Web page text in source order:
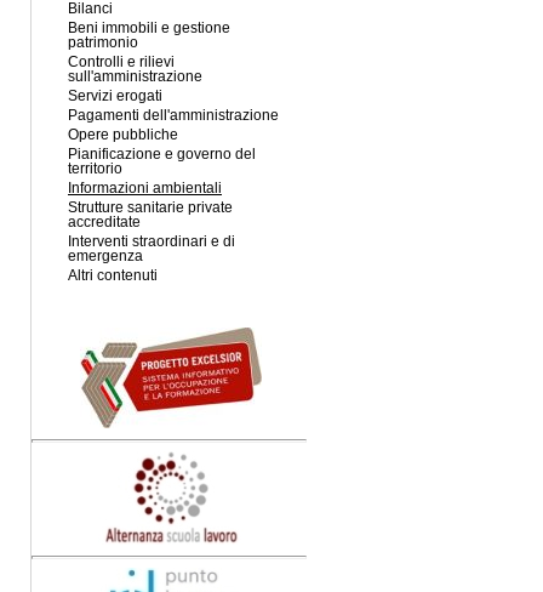
Bilanci
Beni immobili e gestione
patrimonio
Controlli e rilievi
sull'amministrazione
Servizi erogati
Pagamenti dell'amministrazione
Opere pubbliche
Pianificazione e governo del
territorio
Informazioni ambientali
Strutture sanitarie private
accreditate
Interventi straordinari e di
emergenza
Altri contenuti